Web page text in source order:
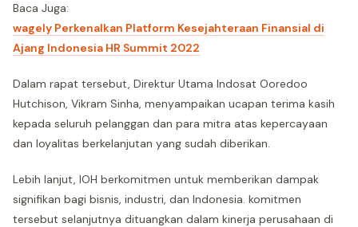
Baca Juga:
wagely Perkenalkan Platform Kesejahteraan Finansial di
Ajang Indonesia HR Summit 2022
Dalam rapat tersebut, Direktur Utama Indosat Ooredoo
Hutchison, Vikram Sinha, menyampaikan ucapan terima kasih
kepada seluruh pelanggan dan para mitra atas kepercayaan
dan loyalitas berkelanjutan yang sudah diberikan.
Lebih lanjut, IOH berkomitmen untuk memberikan dampak
signifikan bagi bisnis, industri, dan Indonesia. komitmen
tersebut selanjutnya dituangkan dalam kinerja perusahaan di